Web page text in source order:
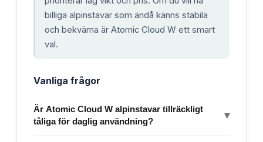
billiga alpinstavar som ändå känns stabila
och bekväma är Atomic Cloud W ett smart
val.
Vanliga frågor
Är Atomic Cloud W alpinstavar tillräckligt
tåliga för daglig användning?
▾